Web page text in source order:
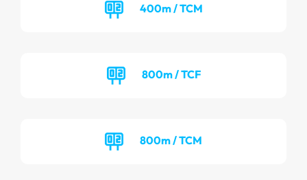
400m / TCM
800m / TCF
800m / TCM